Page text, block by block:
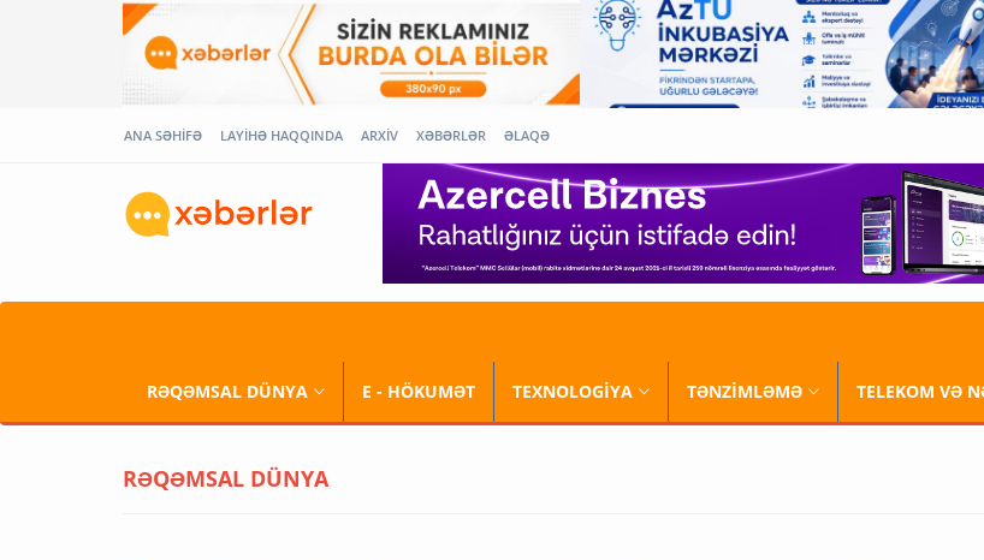
ANA SƏHİFƏ LAYİHƏ HAQQINDA ARXİV XƏBƏRLƏR ƏLAQƏ
RƏQƏMSAL DÜNYA E - HÖKUMƏT TEXNOLOGİYA TƏNZİMLƏMƏ TELEKOM VƏ
RƏQƏMSAL DÜNYA